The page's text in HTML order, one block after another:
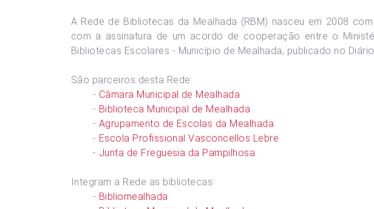
A Rede de Bibliotecas da Mealhada (RBM) nasceu em 2008
com a assinatura de um acordo de cooperação entre o
Bibliotecas Escolares - Município de Mealhada, publicado no
São parceiros desta Rede:
- Câmara Municipal de Mealhada
- Biblioteca Municipal de Mealhada
- Agrupamento de Escolas da Mealhada
- Escola Profissional Vasconcellos Lebre
- Junta de Freguesia da Pampilhosa
Integram a Rede as bibliotecas:
- Bibliomealhada